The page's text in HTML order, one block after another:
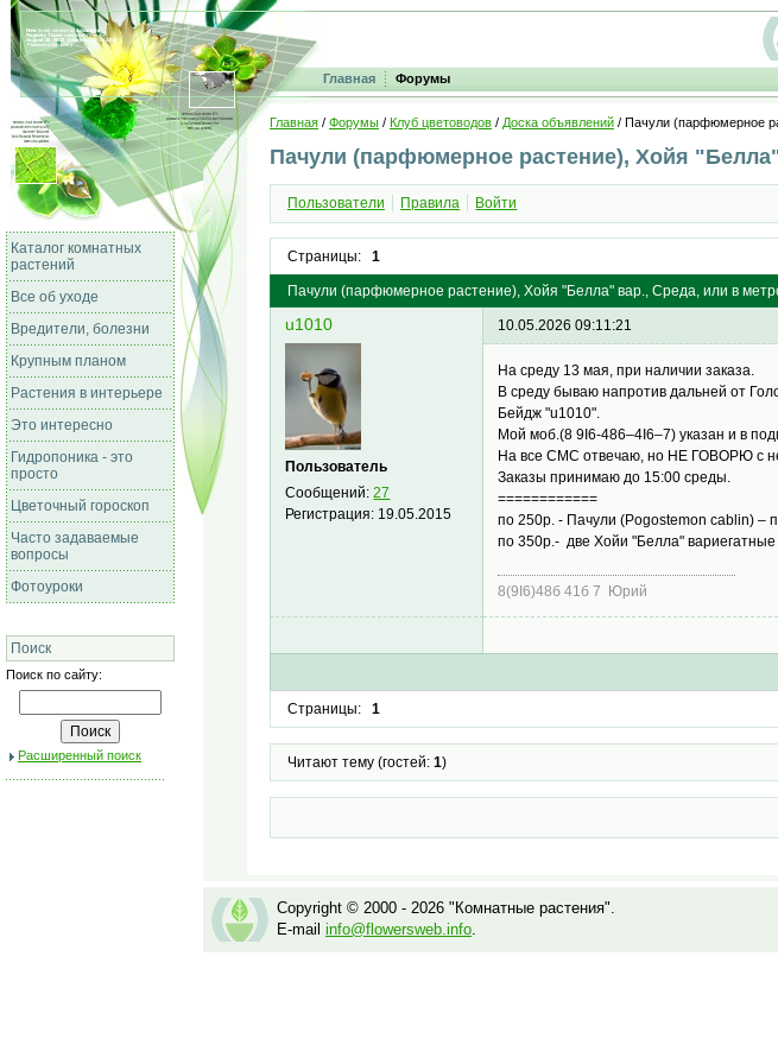
Главная Форумы
Каталог комнатных
растений
Все об уходе
Вредители, болезни
Крупным планом
Растения в интерьере
Это интересно
Гидропоника - это
просто
Цветочный гороскоп
Часто задаваемые
вопросы
Фотоуроки
Поиск
Поиск по сайту:
Расширенный поиск
Главная / Форумы / Клуб цветоводов / Доска объявлений / Пачули (парфюмерное
Пачули (парфюмерное растение), Хойя
Пользователи Правила Войти
Страницы: 1
Пачули (парфюмерное растение), Хойя "Белла" вар., Среда, или в
u1010
Пользователь
Сообщений:27
Регистрация: 19.05.2015
10.05.2026 09:11:21
На среду 13 мая, при наличии заказа.
В среду бываю напротив дальней от
Бейдж "u1010".
Мой моб.(8 9I6-486–4I6–7) указан и в
На все СМС отвечаю, но НЕ ГОВОРЮ с
Заказы принимаю до 15:00 среды.
============
по 250р. - Пачули (Pogostemon cablin)
по 350р.- две Хойи "Белла"
8(9I6)48б 41б 7 Юрий
Страницы: 1
Читают тему (гостей: 1)
Copyright © 2000 - 2026 "Комнатные растения".
E-mail info@flowersweb.info.